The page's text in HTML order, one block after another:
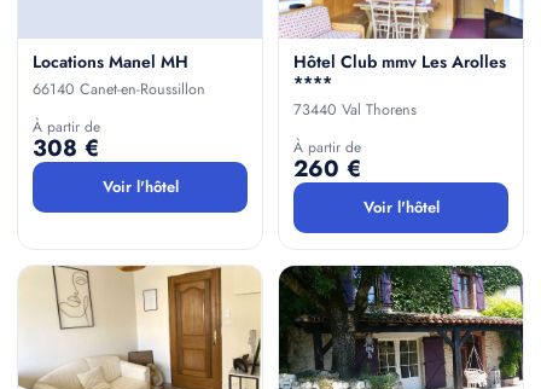
Locations Manel MH
66140 Canet-en-Roussillon
À partir de
308 €
Voir l'hôtel
Hôtel Club mmv Les Arolles
****
73440 Val Thorens
À partir de
260 €
Voir l'hôtel